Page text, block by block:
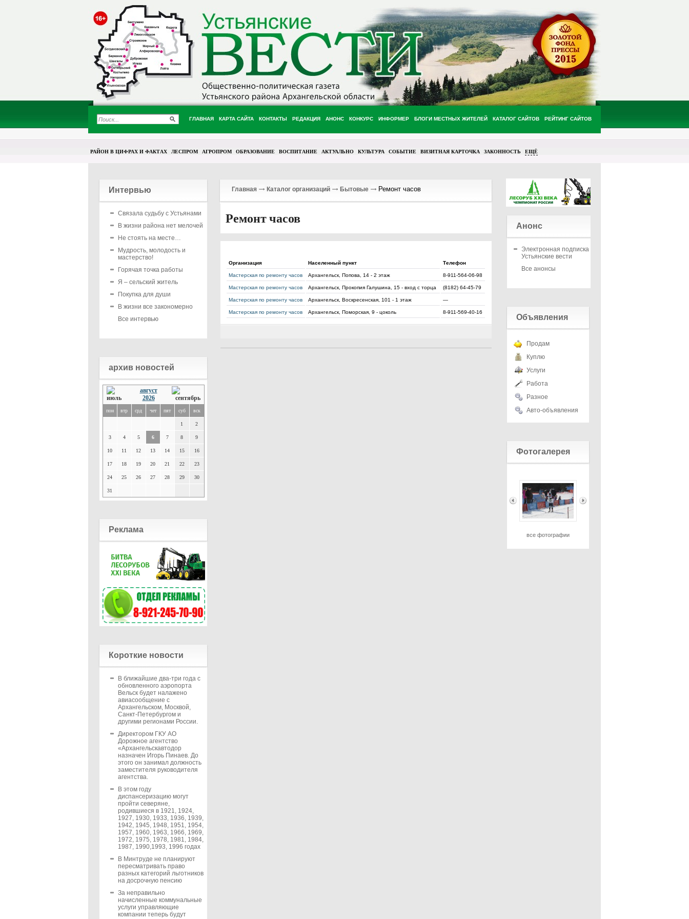
ГЛАВНАЯ КАРТА САЙТА КОНТАКТЫ РЕДАКЦИЯ АНОНС КОНКУРС ИНФОРМЕР БЛОГИ МЕСТНЫХ ЖИТЕЛЕЙ КАТАЛОГ САЙТОВ РЕЙТИНГ САЙТОВ
РАЙОН В ЦИФРАХ И ФАКТАХ ЛЕСПРОМ АГРОПРОМ ОБРАЗОВАНИЕ ВОСПИТАНИЕ АКТУАЛЬНО КУЛЬТУРА СОБЫТИЕ ВИЗИТНАЯ КАРТОЧКА ЗАКОННОСТЬ ЕЩЁ
Интервью
Связала судьбу с Устьянами
В жизни района нет мелочей
Не стоять на месте…
Мудрость, молодость и
мастерство!
Горячая точка работы
Я – сельский житель
Покупка для души
В жизни все закономерно
Все интервью
архив новостей
август
2026
пон втр срд чет пят суб вск
1 2
3 4 5 6 7 8 9
10 11 12 13 14 15 16
17 18 19 20 21 22 23
24 25 26 27 28 29 30
31
Реклама
Короткие новости
В ближайшие два-три года с
обновленного аэропорта
Вельск будет налажено
авиасообщение с
Архангельском, Москвой,
Санкт-Петербургом и
другими регионами России.
Директором ГКУ АО
Дорожное агентство
«Архангельскавтодор
назначен Игорь Пинаев. До
этого он занимал должность
заместителя руководителя
агентства.
В этом году
диспансеризацию могут
пройти северяне,
родившиеся в 1921, 1924,
1927, 1930, 1933, 1936, 1939,
1942, 1945, 1948, 1951, 1954,
1957, 1960, 1963, 1966, 1969,
1972, 1975, 1978, 1981, 1984,
1987, 1990,1993, 1996 годах
В Минтруде не планируют
пересматривать право
разных категорий льготников
на досрочную пенсию
За неправильно
начисленные коммунальные
услуги управляющие
компании теперь будут
Главная Каталог организаций Бытовые Ремонт часов
Ремонт часов
Организация Населенный пункт Телефон
Мастерская по ремонту часов Архангельск, Попова, 14 - 2 этаж 8-911-564-06-98
Мастерская по ремонту часов Архангельск, Прокопия Галушина, 15 - вход с торца (8182) 64-45-79
Мастерская по ремонту часов Архангельск, Воскресенская, 101 - 1 этаж —
Мастерская по ремонту часов Архангельск, Поморская, 9 - цоколь 8-911-569-40-16
Анонс
Электронная подписка на
Устьянские вести
Все анонсы
Объявления
Продам
Куплю
Услуги
Работа
Разное
Авто-объявления
Фотогалерея
все фотографии